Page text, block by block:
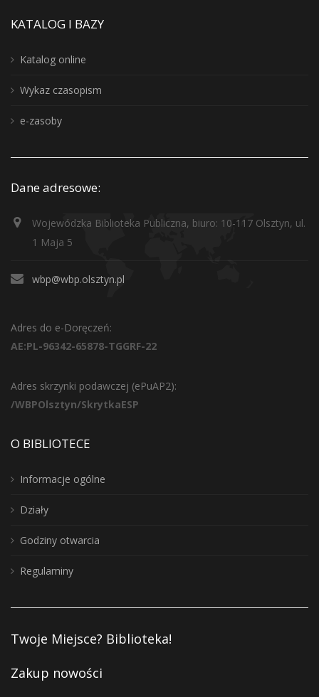
KATALOG I BAZY
Katalog online
Wykaz czasopism
e-zasoby
Dane adresowe:
Wojewódzka Biblioteka Publiczna, biuro: 10-117 Olsztyn, ul.
1 Maja 5
wbp@wbp.olsztyn.pl
Adres do e-Doręczeń:
AE:PL-96342-65878-TGGRF-22
Adres skrzynki podawczej (ePuAP2):
/WBPOlsztyn/SkrytkaESP
O BIBLIOTECE
Informacje ogólne
Działy
Godziny otwarcia
Regulaminy
Twoje Miejsce? Biblioteka!
Zakup nowości